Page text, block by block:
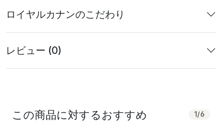
ロイヤルカナンのこだわり
レビュー (0)
この商品に対するおすすめ 1 /6